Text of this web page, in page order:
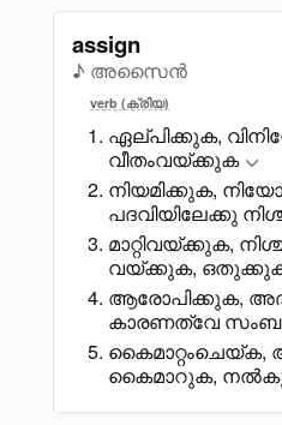
assign
♪ അസൈൻ
verb (ക്രിയ)
ഏല്പിക്കുക,
വീതംവയ്ക്കുക
നിയമിക്കുക,
പദവിയിലേക്കു
മാറ്റിവയ്ക്കുക,
വയ്ക്കുക,
ആരോപിക്കുക,
കാരണത്വേ
കൈമാറ്റംചെയ്ക,
കൈമാറുക,